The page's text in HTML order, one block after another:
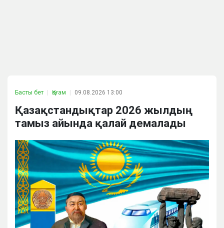
Басты бет Қоғам 09.08.2026 13:00
Қазақстандықтар 2026 жылдың
тамыз айында қалай демалады